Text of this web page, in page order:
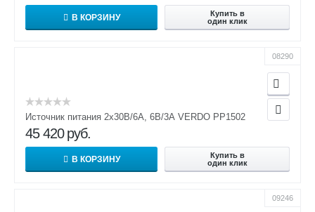
В КОРЗИНУ
Купить в
один клик
08290
Источник питания 2х30В/6А, 6В/3А VERDO PP1502
45 420 руб.
В КОРЗИНУ
Купить в
один клик
09246